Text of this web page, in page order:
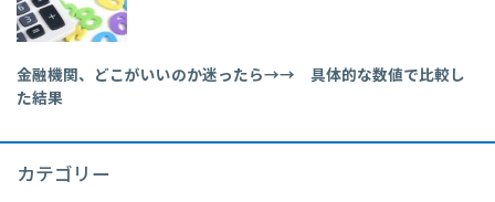
金融機関、どこがいいのか迷ったら→→ 具体的な数値で比較し
た結果
カテゴリー